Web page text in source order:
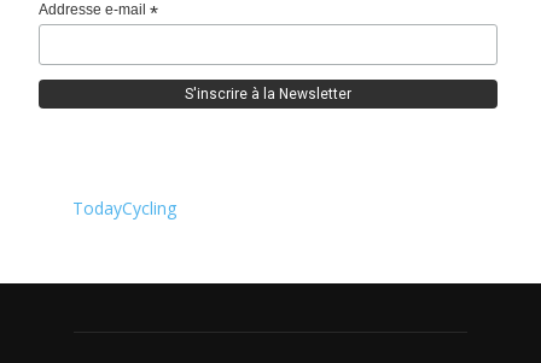
Addresse e-mail*
TodayCycling